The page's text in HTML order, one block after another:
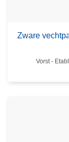
Zware
Plaats
Vorst -